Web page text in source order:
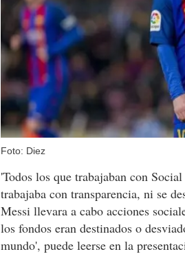
Foto: Diez
'Todos los que trabajaban con
trabajaba con transparencia, ni se
Messi llevara a cabo acciones
los fondos eran destinados o
mundo', puede leerse en la